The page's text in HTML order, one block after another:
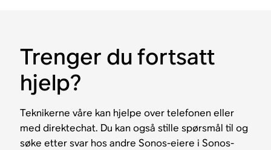
Trenger du fortsatt
hjelp?
Teknikerne våre kan hjelpe over telefonen eller
med direktechat. Du kan også stille spørsmål til og
søke etter svar hos andre Sonos-eiere i Sonos-